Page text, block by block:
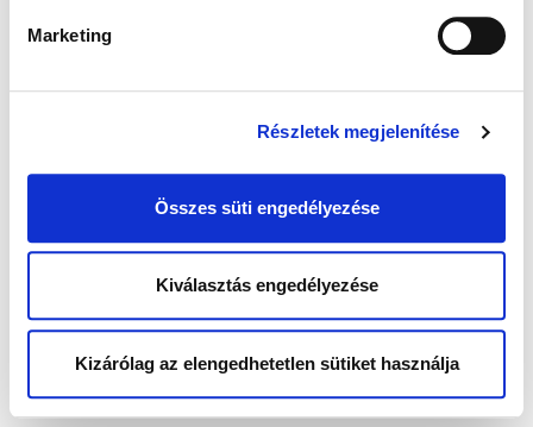
Marketing
Részletek megjelenítése
Összes süti engedélyezése
Kiválasztás engedélyezése
Kizárólag az elengedhetetlen sütiket használja